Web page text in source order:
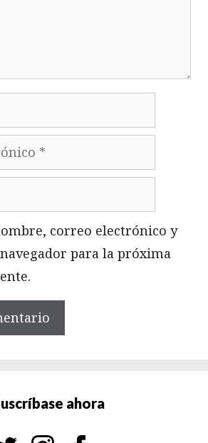
correo electrónico y
para la próxima
ahora